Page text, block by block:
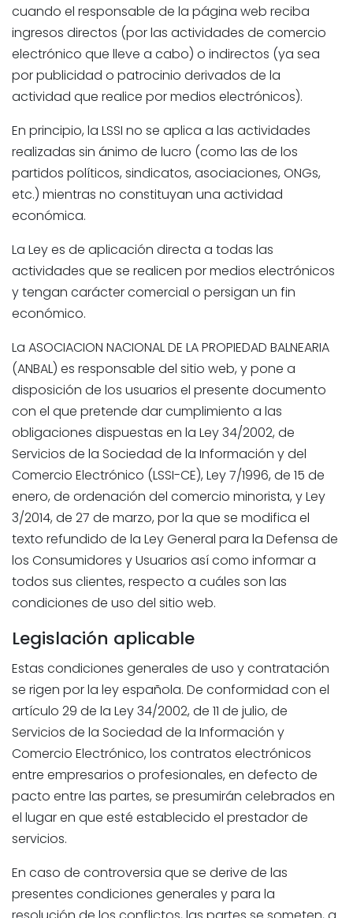
cuando el responsable de la página web reciba
ingresos directos (por las actividades de comercio
electrónico que lleve a cabo) o indirectos (ya sea
por publicidad o patrocinio derivados de la
actividad que realice por medios electrónicos).
En principio, la LSSI no se aplica a las actividades
realizadas sin ánimo de lucro (como las de los
partidos políticos, sindicatos, asociaciones, ONGs,
etc.) mientras no constituyan una actividad
económica.
La Ley es de aplicación directa a todas las
actividades que se realicen por medios electrónicos
y tengan carácter comercial o persigan un fin
económico.
La ASOCIACION NACIONAL DE LA PROPIEDAD BALNEARIA
(ANBAL) es responsable del sitio web, y pone a
disposición de los usuarios el presente documento
con el que pretende dar cumplimiento a las
obligaciones dispuestas en la Ley 34/2002, de
Servicios de la Sociedad de la Información y del
Comercio Electrónico (LSSI-CE), Ley 7/1996, de 15 de
enero, de ordenación del comercio minorista, y Ley
3/2014, de 27 de marzo, por la que se modifica el
texto refundido de la Ley General para la Defensa de
los Consumidores y Usuarios así como informar a
todos sus clientes, respecto a cuáles son las
condiciones de uso del sitio web.
Legislación aplicable
Estas condiciones generales de uso y contratación
se rigen por la ley española. De conformidad con el
artículo 29 de la Ley 34/2002, de 11 de julio, de
Servicios de la Sociedad de la Información y
Comercio Electrónico, los contratos electrónicos
entre empresarios o profesionales, en defecto de
pacto entre las partes, se presumirán celebrados en
el lugar en que esté establecido el prestador de
servicios.
En caso de controversia que se derive de las
presentes condiciones generales y para la